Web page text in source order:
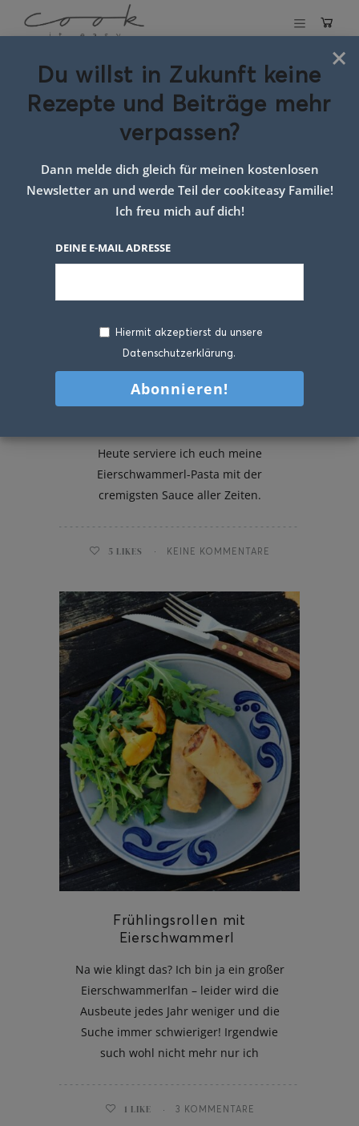
Eis am Stil
Schlagwort:
eierschwammerl
Rezept
Heute serviere ich euch meine
Eierschwammerl-Pasta mit der
cremigsten Sauce aller Zeiten.
5 LIKES KEINE KOMMENTARE
Frühlingsrollen mit
Eierschwammerl
Na wie klingt das? Ich bin ja ein großer
Eierschwammerlfan – leider wird die
Ausbeute jedes Jahr weniger und die
Suche immer schwieriger! Irgendwie
such wohl nicht mehr nur ich
1 LIKE 3 KOMMENTARE
×
Du willst in Zukunft keine
Rezepte und Beiträge mehr
verpassen?
Dann melde dich gleich für meinen kostenlosen
Newsletter an und werde Teil der cookiteasy Familie!
Ich freu mich auf dich!
DEINE E-MAIL ADRESSE
Hiermit akzeptierst du unsere
Datenschutzerklärung.